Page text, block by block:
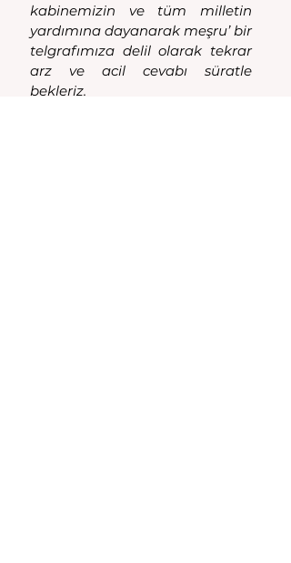
kabinemizin ve tüm milletin
yardımına dayanarak meşru’ bir
telgrafımıza delil olarak tekrar
arz ve acil cevabı süratle
bekleriz.